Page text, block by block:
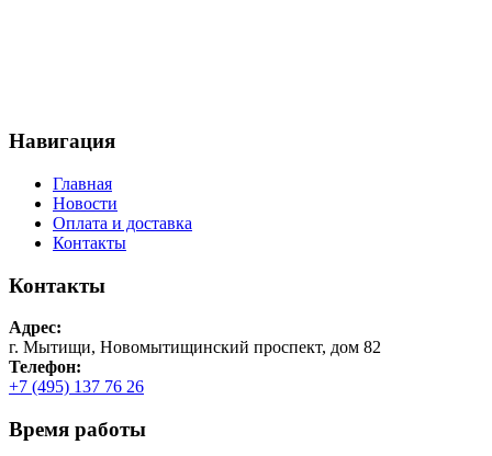
Навигация
Главная
Новости
Оплата и доставка
Контакты
Контакты
Адрес:
г. Мытищи, Новомытищинский проспект, дом 82
Телефон:
+7 (495) 137 76 26
Время работы